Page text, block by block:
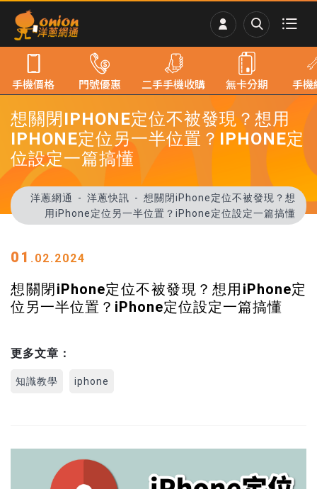
想關閉IPHONE定位不被發現？想用
IPHONE定位另一半位置？IPHONE定
位設定一篇搞懂
洋蔥網通 洋蔥快訊
想關閉iPhone定位不被發現？想
用iPhone定位另一半位置？iPhone定位設定一篇搞懂
01 .02.2024
想關閉iPhone定位不被發現？想用iPhone定
位另一半位置？iPhone定位設定一篇搞懂
更多文章：
知識教學 iphone
手機價格 門號優惠 二手手機收購 無卡分期 手機